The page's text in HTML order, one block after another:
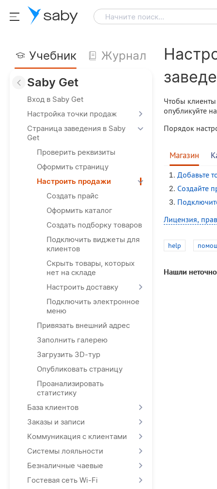
saby Начните поиск...
Учебник
Журнал
Saby Get
Вход в Saby Get
Настройка точки продаж
Страница заведения в Saby
Get
Проверить реквизиты
Оформить страницу
Настроить продажи
Создать прайс
Оформить каталог
Создать подборку товаров
Подключить виджеты для
клиентов
Скрыть товары, которых
нет на складе
Настроить доставку
Подключить электронное
меню
Привязать внешний адрес
Заполнить галерею
Загрузить 3D-тур
Опубликовать страницу
Проанализировать
статистику
База клиентов
Заказы и записи
Коммуникация с клиентами
Системы лояльности
Безналичные чаевые
Гостевая сеть Wi-Fi
Чтобы клиенты
опубликуйте
Порядок
Магазин
Добавьте
Создайте
Лицензия,
help
Нашли